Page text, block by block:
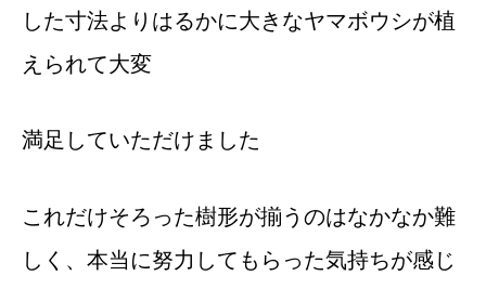
した寸法よりはるかに大きなヤマボウシが植
えられて大変
満足していただけました
これだけそろった樹形が揃うのはなかなか難
しく、本当に努力してもらった気持ちが感じ